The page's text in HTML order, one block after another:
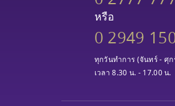
หรือ
0 2949
ทุกวันทำการ (จันทร์ - ศุก
เวลา 8.30 น. - 17.00 น.